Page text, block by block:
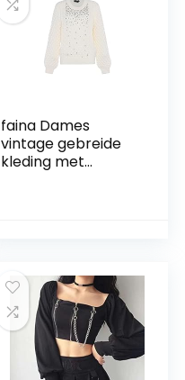
faina Dames
vintage gebreide
kleding met